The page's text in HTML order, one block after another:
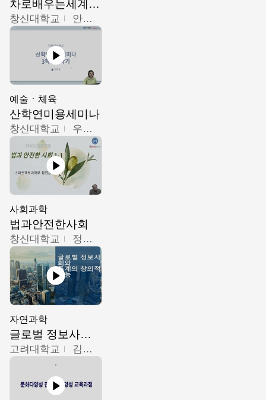
차로배우는세계문화
창신대학교 안소영
예술ㆍ체육
산학연미용세미나
창신대학교 우미옥,오윤경,박선이
사회과학
법과안전한사회
창신대학교 정연균
자연과학
글로벌 정보사회와 통계의 창의적 기능
고려대학교 김희영